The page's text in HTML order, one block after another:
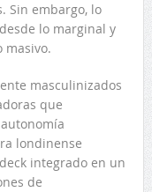
Sin embargo, lo
lo marginal y
masivo.
masculinizados
que
londinense
integrado en un
de